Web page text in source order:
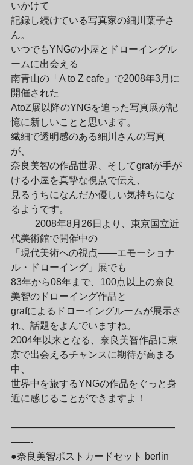
いかけて
記録し続けている写真家の細川葉子さ
ん。
いつでもYNGの小屋とドローイングル
ームに出会える
南青山の「A to Z cafe」で2008年3月に
開催された
AtoZ展以降のYNGを追った写真展が記
憶に新しいことと思います。
繊細で透明感のある細川さんの写真
が、
奈良美智の作品世界、そしてgrafが手が
ける小屋を真摯な視点で伝え、
見るうちになんだか優しい気持ちにな
るようです。
代美術館で開催中の
「現代美術への視点――エモーショナ
ル・ドローイング」展でも
83年から08年まで、100点以上の奈良
美智のドローイング作品と
grafによるドローイングルームが展示さ
れ、話題をよんでいますね。
2004年以来となる、奈良美智作品に東
京で出会えるチャンスに期待が高まる
中、
世界中を旅するYNGの作品をぐっと身
近に感じることができますよ！
—————————————————
——-
●奈良美智ポストカードセット berlin